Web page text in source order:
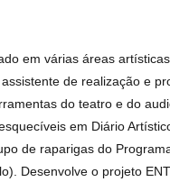
em várias áreas
de realização e
do teatro e do
em Diário
de raparigas do
Desenvolve o projeto